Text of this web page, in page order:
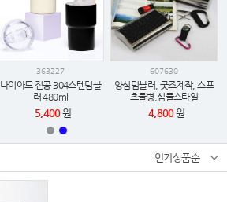
363227
나이아드 진공 304스텐텀블
러 480ml
5,400원
607630
양심텀블러, 굿즈제작, 스포
츠물병,심플스타일
4,800원
인기상품순